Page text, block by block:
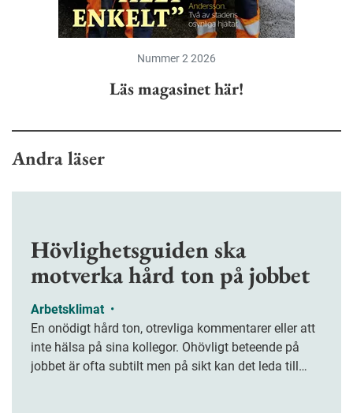
Nummer 2 2026
Läs magasinet här!
Andra läser
Hövlighetsguiden ska
motverka hård ton på jobbet
Arbetsklimat •
En onödigt hård ton, otrevliga kommentarer eller att
inte hälsa på sina kollegor. Ohövligt beteende på
jobbet är ofta subtilt men på sikt kan det leda till